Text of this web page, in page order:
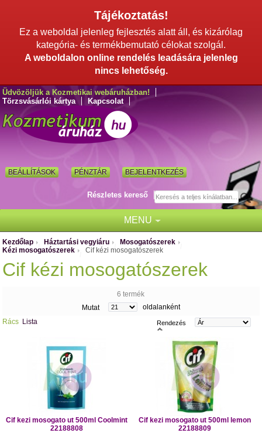
Tájékoztatás!
Ez a weboldal jelenleg fejlesztés alatt áll, és kizárólag
kategória- és termékbemutató célokat szolgál.
A weboldalon online rendelés leadására jelenleg
nincs lehetőség.
Üdvözöljük a Kozmetikai webáruházban!
Törzsvásárlói kártya
Kapcsolat
BEÁLLÍTÁSOK PÉNZTÁR BEJELENTKEZÉS
Részletes kereső
MENU
Kezdőlap Háztartási vegyiáru Mosogatószerek
Kézi mosogatószerek Cif kézi mosogatószerek
Cif kézi mosogatószerek
6 termék
Mutat
oldalanként
Rács Lista Rendezés
Cif kezi mosogato ut 500ml Coolmint
22188808
Cif kezi mosogato ut 500ml lemon
22188809